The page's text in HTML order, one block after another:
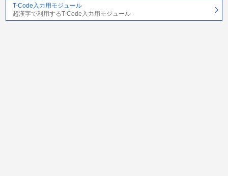
T-Code入力用モジュール
超漢字で利用するT-Code入力用モジュール